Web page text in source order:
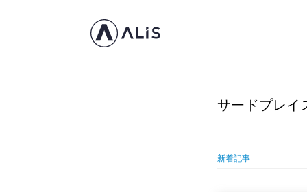
サードプレイ
新着記事